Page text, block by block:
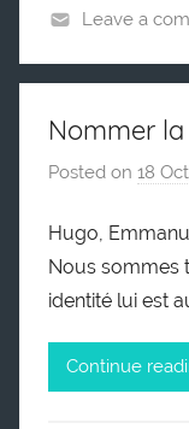
Leave a
Nommer
Posted on 18
Hugo,
Nous sommes
identité lui est
Continue